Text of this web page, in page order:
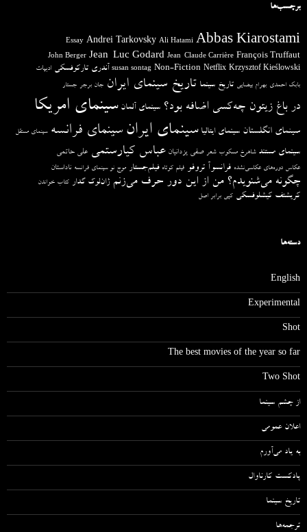
برچسب‌ها
Abbas Kiarostami
Ali Hatami
Andrei Tarkovsky
Essay
François Truffaut
Jean-Claude Carrière
Jean-Luc Godard
John Berger
Krzysztof Kieślowski
Netflix
Non-Fiction
susan sontag آندری تارکوفسکی ادبیات
بابک احمدی بهرام بیضایی تاریخ سینما تاریخ سینمای ایران جان برجر جستار
در باغ زیتون چه‌کسی اضافه بود؟ سینمای آلمان سینمای امریکا
سینمای انگلستان سینمای ایتالیا سینمای ایران سینمای فرانسه سینمای مستقل
سینمای مستند شاهرخ مسکوب شعر صفی یزدانیان عباس کیارستمی علی حاتمی
عکاس دوره‌های عکاسی‌نشده فرانسوآ تروفو فیلم کوتاه فیلم‌جستار موج نو سینمای فرانسه ناداستان
چگونه می‌شنویدم؟ من از این دور حرف می‌زنم ژان‌لوک گدار کتاب خواندن
کریشتف کیشلوفسکی کپی برابر اصل
دسته‌ها
English
Experimental
Shot
The best movies of the year so far
Two Shot
از چشم سینما
اعلان عمومی
به یاد می‌آورم
پادکست کارناوال
تاریخ سینما
ترجمه‌ها